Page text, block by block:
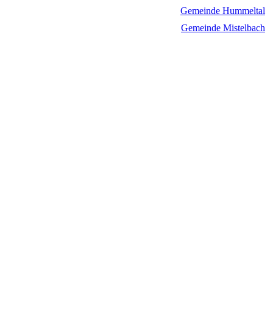
Gemeinde Hummeltal
Gemeinde Mistelbach